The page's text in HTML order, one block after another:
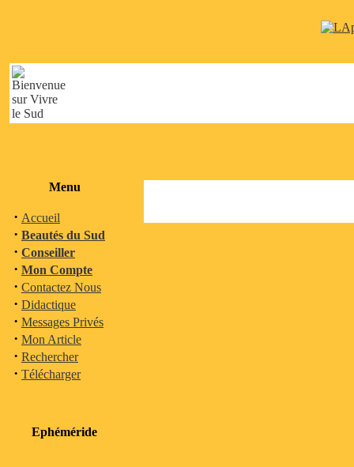
Menu
· Accueil
· Beautés du Sud
· Conseiller
· Mon Compte
· Contactez Nous
· Didactique
· Messages Privés
· Mon Article
· Rechercher
· Télécharger
Ephéméride